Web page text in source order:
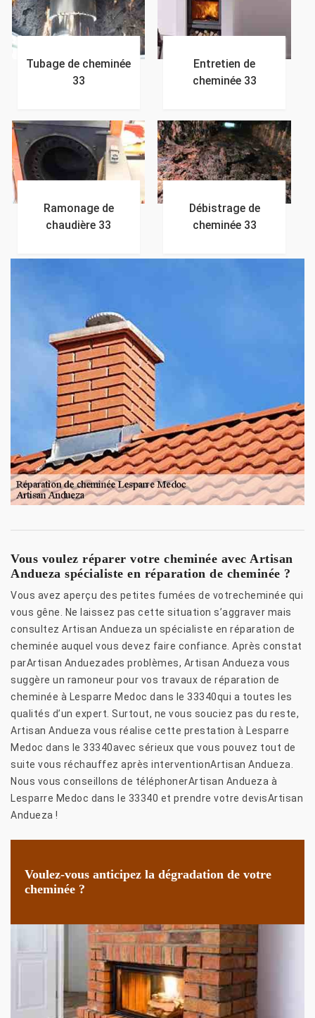
Tubage de cheminée
33
Entretien de
cheminée 33
Ramonage de
chaudière 33
Débistrage de
cheminée 33
Vous voulez réparer votre cheminée avec Artisan
Andueza spécialiste en réparation de cheminée ?
Vous avez aperçu des petites fumées de votrecheminée qui
vous gêne. Ne laissez pas cette situation s’aggraver mais
consultez Artisan Andueza un spécialiste en réparation de
cheminée auquel vous devez faire confiance. Après constat
parArtisan Anduezades problèmes, Artisan Andueza vous
suggère un ramoneur pour vos travaux de réparation de
cheminée à Lesparre Medoc dans le 33340qui a toutes les
qualités d’un expert. Surtout, ne vous souciez pas du reste,
Artisan Andueza vous réalise cette prestation à Lesparre
Medoc dans le 33340avec sérieux que vous pouvez tout de
suite vous réchauffez après interventionArtisan Andueza.
Nous vous conseillons de téléphonerArtisan Andueza à
Lesparre Medoc dans le 33340 et prendre votre devisArtisan
Andueza !
Voulez-vous anticipez la dégradation de votre
cheminée ?